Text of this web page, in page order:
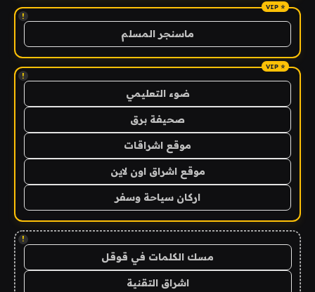
!
ماسنجر المسلم
!
ضوء التعليمي
صحيفة برق
موقع اشراقات
موقع اشراق اون لاين
اركان سياحة وسفر
!
مسك الكلمات في قوقل
اشراق التقنية